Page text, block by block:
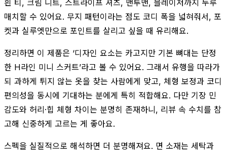
흰 티, 크림 니트, 스트라이프 셔츠, 맨투맨, 블레이저까지 두루
매치할 수 있어요. 무지 패턴이라는 점도 코디 폭을 넓혀줘서, 포
켓과 실루엣만으로 포인트를 살리고 싶을 때 유리해요.
정리하면 이 제품은 ‘디자인 요소는 카고지만 기본 뼈대는 단정
한 H라인 미니 스커트’라고 볼 수 있어요. 그래서 유행을 따라가
되 과하게 튀지 않는 옷을 찾는 사람에게 맞고, 체형 보정과 코디
편의성을 동시에 기대하는 분에게 특히 적합해요. 다만 기장 민
감도와 허리·힙 체형 차이는 분명히 존재하니, 리뷰 속 수치를 참
고해 신중하게 고르는 게 좋아요.
스펙을 실질적으로 해석하면 더 분명해져요. 면 소재는 세탁과